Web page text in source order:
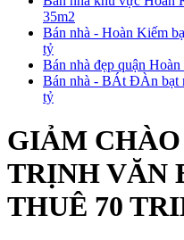
35m2
Bán nhà - Hoàn Kiếm
tỷ
Bán nhà đẹp quận
Bán nhà - BÁt ĐÀn bạt
tỷ
GIẢM
TRỊNH VĂN
THUÊ 70